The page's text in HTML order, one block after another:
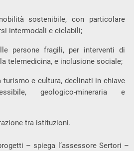
sostenibile, con particolare
intermodali e ciclabili;
persone fragili, per interventi di
telemedicina, e inclusione sociale;
turismo e cultura, declinati in chiave
geologico-mineraria e
tra istituzioni.
– spiega l’assessore Sertori –